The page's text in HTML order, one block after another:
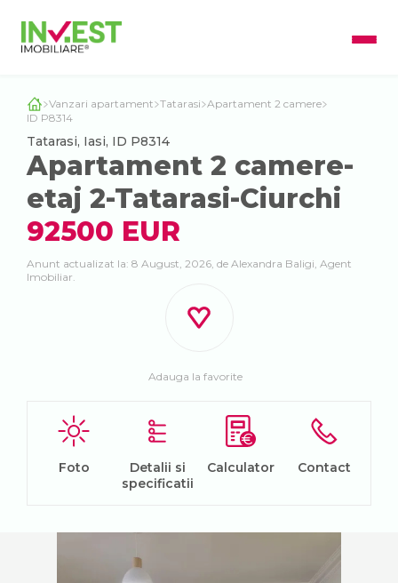
Vanzari apartament Tatarasi Apartament 2 camere
ID P8314
Tatarasi, Iasi, ID P8314
Apartament 2 camere-
etaj 2-Tatarasi-Ciurchi
92500 EUR
Anunt actualizat la: 8 August, 2026, de Alexandra Baligi, Agent
Imobiliar.
Adauga la favorite
Foto
Detalii si
specificatii
Calculator Contact